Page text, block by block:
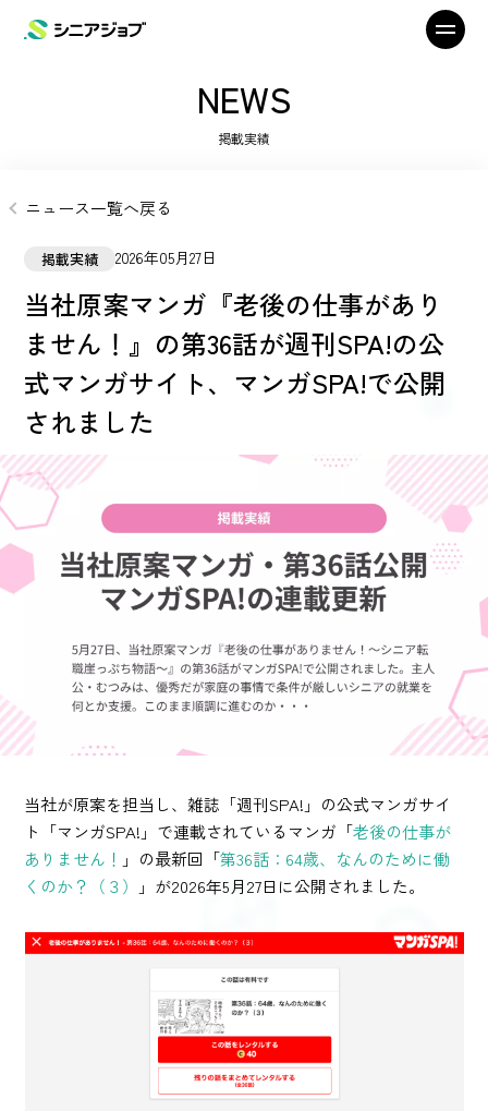
NEWS
掲載実績
ニュース一覧へ戻る
掲載実績 2026年05月27日
当社原案マンガ『老後の仕事があり
ません！』の第36話が週刊SPA!の公
式マンガサイト、マンガSPA!で公開
されました
当社が原案を担当し、雑誌「週刊SPA!」の公式マンガサイ
ト「マンガSPA!」で連載されているマンガ「老後の仕事が
ありません！ 」の最新回「第36話：64歳、なんのために働
くのか？（３）
」が2026年5月27日に公開されました。